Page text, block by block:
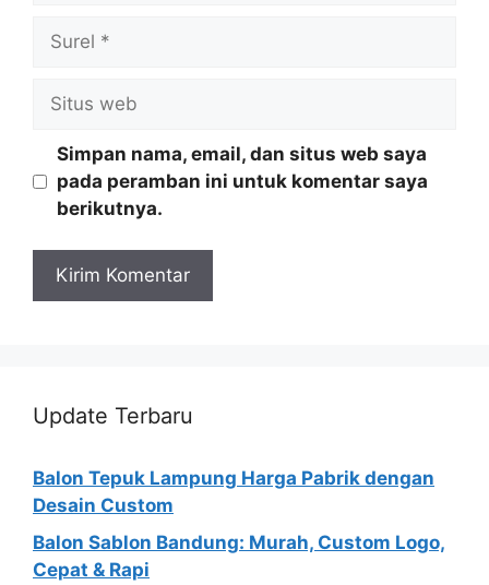
web
Simpan nama, email, dan situs web saya
pada peramban ini untuk komentar saya
berikutnya.
Update Terbaru
Balon Tepuk Lampung Harga Pabrik dengan
Desain Custom
Balon Sablon Bandung: Murah, Custom Logo,
Cepat & Rapi